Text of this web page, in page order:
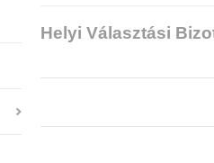
Helyi Választási